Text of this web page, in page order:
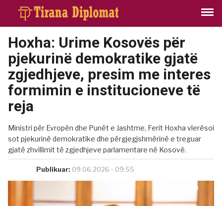
Hoxha: Urime Kosovës për
pjekurinë demokratike gjatë
zgjedhjeve, presim me interes
formimin e institucioneve të
reja
Ministri për Evropën dhe Punët e Jashtme, Ferit Hoxha vlerësoi
sot pjekurinë demokratike dhe përgjegjshmërinë e treguar
gjatë zhvillimit të zgjedhjeve parlamentare në Kosovë.
Publikuar: 09.06.2026 - 09:55